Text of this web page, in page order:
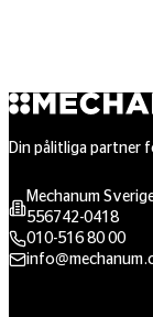
Din pålitliga partner
Mechanum
556742-0418
010-516 80 00